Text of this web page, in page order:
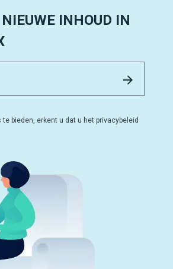
INHOUD IN
te bieden, erkent u dat u het privacybeleid